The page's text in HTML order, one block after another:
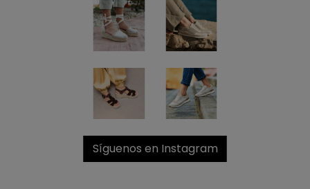
Síguenos en Instagram